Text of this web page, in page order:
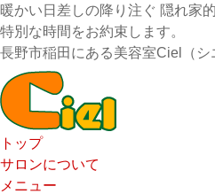
暖かい日差しの降り注ぐ 隠れ家
特別な時間をお約束します。
長野市稲田にある美容室Ciel（シ
トップ
サロンについて
メニュー